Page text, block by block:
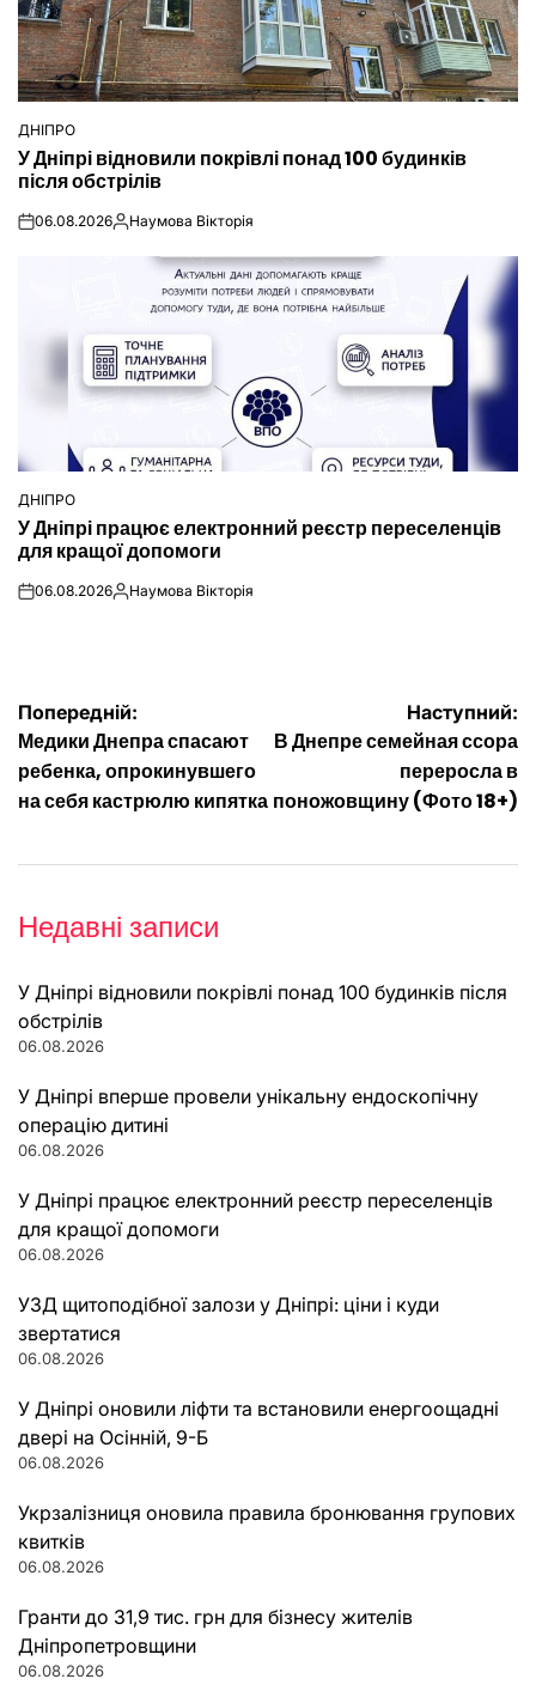
ОПУБЛІКУВАТИ
У
ДНІПРО
У Дніпрі відновили покрівлі понад 100 будинків
після обстрілів
on06.08.2026Опубліковано
Наумова Вікторія
ОПУБЛІКУВАТИ
У
ДНІПРО
У Дніпрі працює електронний реєстр переселенців
для кращої допомоги
on06.08.2026Опубліковано
Наумова Вікторія
Навігація
записів
Попередній:
Медики Днепра спасают
ребенка, опрокинувшего
на себя кастрюлю кипятка
Наступний:
В Днепре семейная ссора
переросла в
поножовщину (Фото 18+)
Недавні записи
У Дніпрі відновили покрівлі понад 100 будинків після
обстрілів
06.08.2026
У Дніпрі вперше провели унікальну ендоскопічну
операцію дитині
06.08.2026
У Дніпрі працює електронний реєстр переселенців
для кращої допомоги
06.08.2026
УЗД щитоподібної залози у Дніпрі: ціни і куди
звертатися
06.08.2026
У Дніпрі оновили ліфти та встановили енергоощадні
двері на Осінній, 9-Б
06.08.2026
Укрзалізниця оновила правила бронювання групових
квитків
06.08.2026
Гранти до 31,9 тис. грн для бізнесу жителів
Дніпропетровщини
06.08.2026